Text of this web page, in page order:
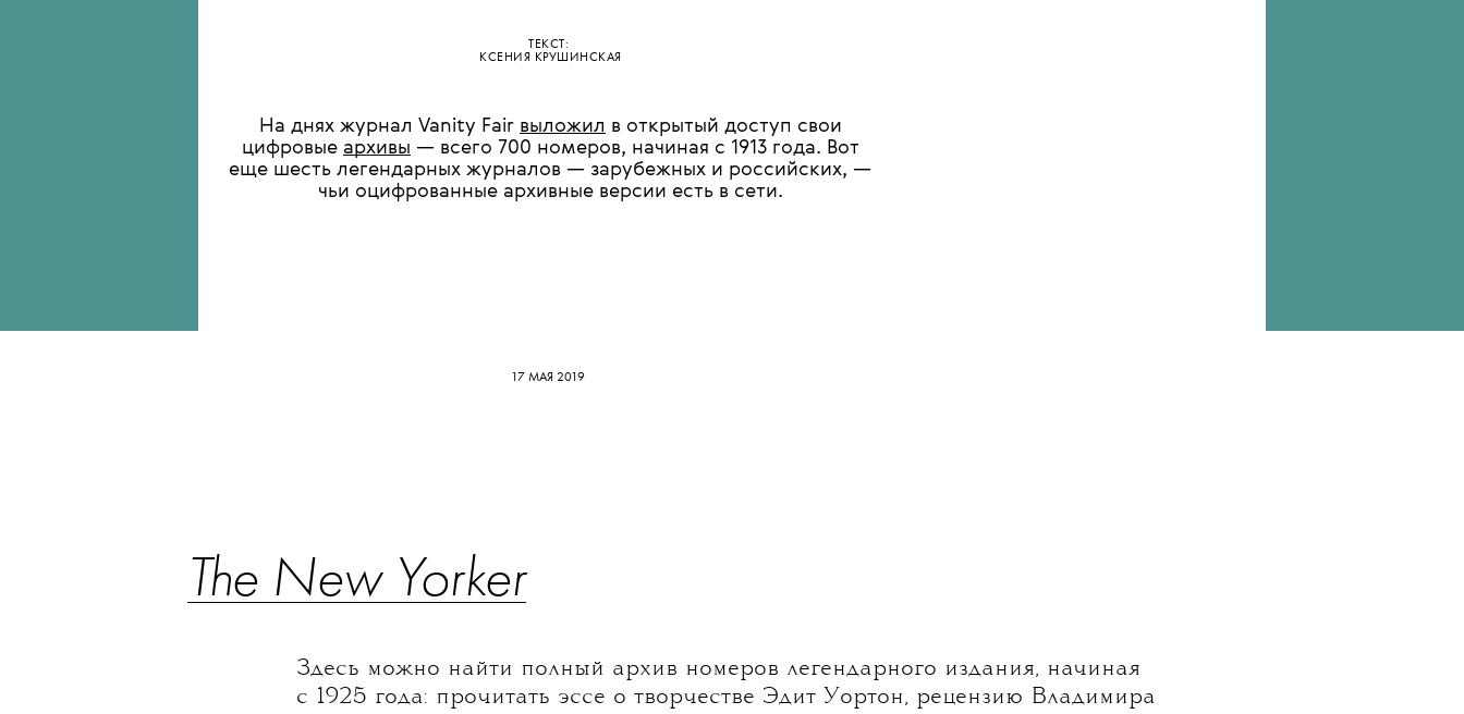
ТЕКСТ:
КСЕНИЯ КРУШИНСКАЯ
На днях журнал Vanity Fair выложил в открытый доступ свои
цифровые архивы — всего 700 номеров, начиная с 1913 года. Вот
еще шесть легендарных журналов — зарубежных и российских, —
чьи оцифрованные архивные версии есть в сети.
17 МАЯ 2019
The New Yorker
Здесь можно найти полный архив номеров легендарного издания, начиная
с 1925 года: прочитать эссе о творчестве Эдит Уортон, рецензию Владимира